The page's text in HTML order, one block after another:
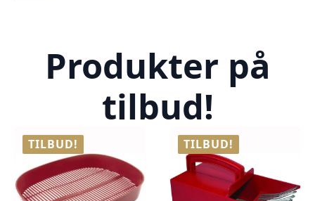
Produkter på
tilbud!
TILBUD! TILBUD!